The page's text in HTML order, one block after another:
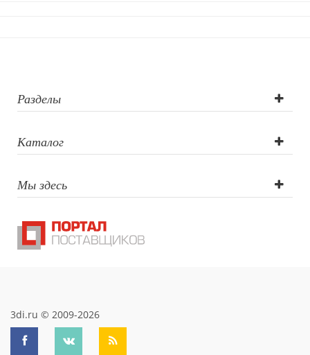
Круговая УФ
печать ,
Тампопечать (1
цвет),
Гравировка по
окружности
Разделы
Каталог
Мы здесь
3di.ru © 2009-2026